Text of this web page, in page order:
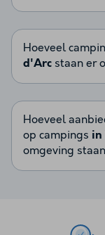
Hoeveel
d'Arc staan er
Hoeveel
op campings in
omgeving